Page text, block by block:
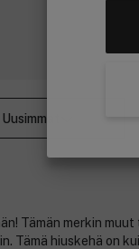
Uusimmat
Tämän merkin
Tämä hiuskehä on